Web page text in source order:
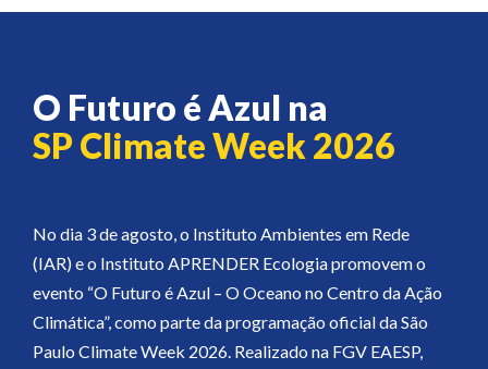
O Futuro é Azul na
SP Climate Week 2026
No dia 3 de agosto, o Instituto Ambientes em Rede
(IAR) e o Instituto APRENDER Ecologia promovem o
evento “O Futuro é Azul – O Oceano no Centro da Ação
Climática”, como parte da programação oficial da São
Paulo Climate Week 2026. Realizado na FGV EAESP,